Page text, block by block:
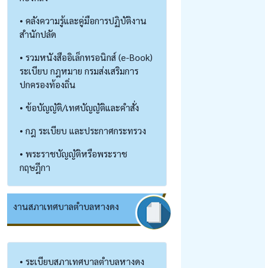
• คลังความรู้และคู่มือการปฏิบัติงาน
สำนักปลัด
• รวมหนังสืออิเล็กทรอนิกส์ (e-Book)
ระเบียบ กฎหมาย กรมส่งเสริมการ
ปกครองท้องถิ่น
• ข้อบัญญัติ/เทศบัญญัติและคำสั่ง
• กฎ ระเบียบ และประกาศกระทรวง
• พระราชบัญญัติหรือพระราช
กฤษฎีกา
งานสภาเทศบาลตำบลหางดง
• ระเบียบสภาเทศบาลตำบลหางดง